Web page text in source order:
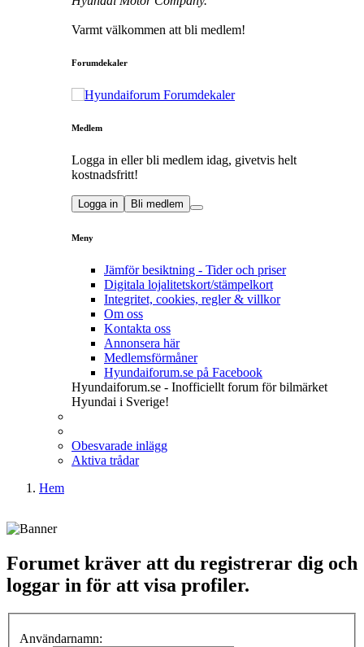
Varmt välkommen att bli medlem!
Forumdekaler
Medlem
Logga in eller bli medlem idag, givetvis helt
kostnadsfritt!
Logga in Bli medlem
Meny
Jämför besiktning - Tider och priser
Digitala lojalitetskort/stämpelkort
Integritet, cookies, regler & villkor
Om oss
Kontakta oss
Annonsera här
Medlemsförmåner
Hyundaiforum.se på Facebook
Hyundaiforum.se - Inofficiellt forum för bilmärket
Hyundai i Sverige!
Obesvarade inlägg
Aktiva trådar
Hem
Forumet kräver att du registrerar dig och
loggar in för att visa profiler.
Användarnamn: